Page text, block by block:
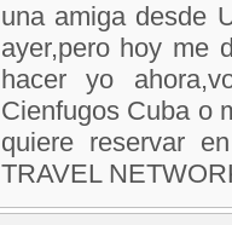
una amiga desde
ayer,pero hoy me
hacer yo
Cienfugos Cuba o
quiere reservar
TRAVEL